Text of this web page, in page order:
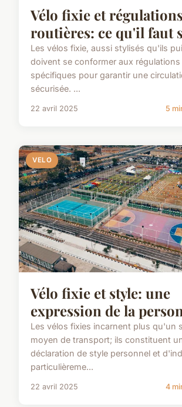
Vélo fixie et
routières: ce qu'il faut
Les vélos fixie, aussi stylisés qu'ils
doivent se conformer aux régulations
spécifiques pour garantir une
sécurisée. ...
22 avril 2025 5
VELO
Vélo fixie et style: une
expression de la
Les vélos fixies incarnent plus qu'un
moyen de transport; ils constituent
déclaration de style personnel et
particulièreme...
22 avril 2025 4